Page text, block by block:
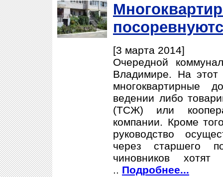
[3 марта 2014]
Очередной
Владимире. На этот
многоквартирные
ведении либо
(ТСЖ) или
компании. Кроме
руководство
через старшего
чиновников
.. Подробнее...